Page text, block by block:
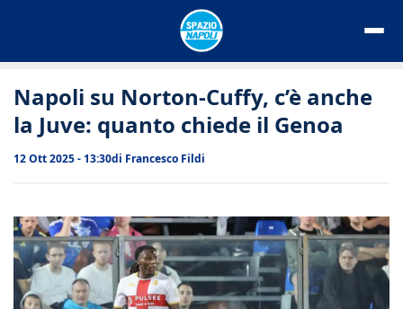
Napoli su Norton-Cuffy, c’è anche
la Juve: quanto chiede il Genoa
12 Ott 2025 - 13:30di Francesco Fildi